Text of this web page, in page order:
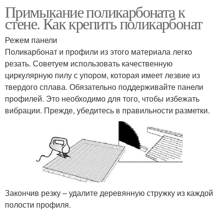
Примыкание поликарбоната к
стене. Как крепить поликарбонат
Режем панели
Поликарбонат и профили из этого материала легко
резать. Советуем использовать качественную
циркулярную пилу с упором, которая имеет лезвие из
твердого сплава. Обязательно поддерживайте панели
профилей. Это необходимо для того, чтобы избежать
вибрации. Прежде, убедитесь в правильности разметки.
Закончив резку – удалите деревянную стружку из каждой
полости профиля.